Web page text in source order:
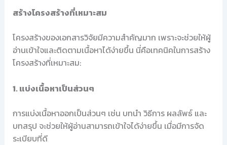
สร้างโครงสร้างที่เหมาะสม
โครงสร้างของเอกสารวิจัยมีความสำคัญมาก เพราะจะช่วยให้ผู้
อ่านเข้าใจและติดตามเนื้อหาได้ง่ายขึ้น นี่คือเทคนิคในการสร้าง
โครงสร้างที่เหมาะสม:
1. แบ่งเนื้อหาเป็นส่วนๆ
การแบ่งเนื้อหาออกเป็นส่วนๆ เช่น บทนำ วิธีการ ผลลัพธ์ และ
บทสรุป จะช่วยให้ผู้อ่านสามารถเข้าใจได้ง่ายขึ้น เมื่อมีการจัด
ระเบียบที่ดี